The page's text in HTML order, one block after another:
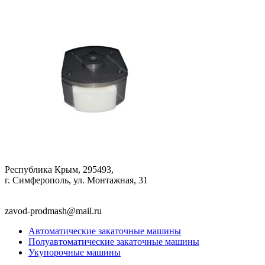
Республика Крым, 295493,
г. Симферополь, ул. Монтажная, 31
zavod-prodmash@mail.ru
Автоматические закаточные машины
Полуавтоматические закаточные машины
Укупорочные машины